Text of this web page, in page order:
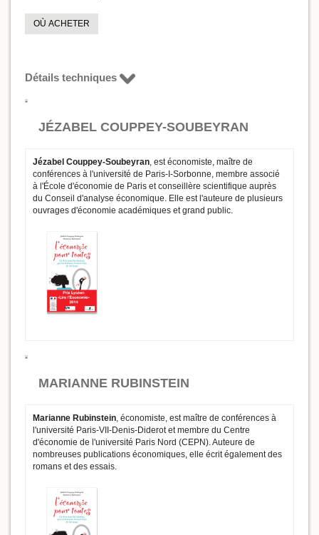
OÙ ACHETER
Détails techniques
JÉZABEL COUPPEY-SOUBEYRAN
Jézabel Couppey-Soubeyran, est économiste, maître de
conférences à l'université de Paris-I-Sorbonne, membre associé
à l'École d'économie de Paris et conseillère scientifique auprès
du Conseil d'analyse économique. Elle est l'auteure de plusieurs
ouvrages d'économie académiques et grand public.
MARIANNE RUBINSTEIN
Marianne Rubinstein, économiste, est maître de conférences à
l'université Paris-VII-Denis-Diderot et membre du Centre
d'économie de l'université Paris Nord (CEPN). Auteure de
nombreuses publications économiques, elle écrit également des
romans et des essais.